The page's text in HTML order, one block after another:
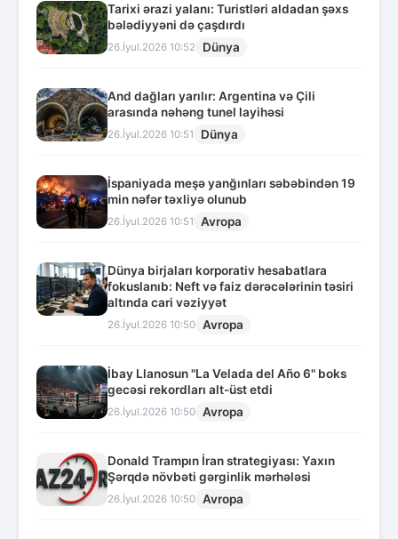
Tarixi ərazi yalanı: Turistləri aldadan şəxs
bələdiyyəni də çaşdırdı
26.İyul.2026 10:52 Dünya
And dağları yarılır: Argentina və Çili
arasında nəhəng tunel layihəsi
26.İyul.2026 10:51 Dünya
İspaniyada meşə yanğınları səbəbindən 19
min nəfər təxliyə olunub
26.İyul.2026 10:51 Avropa
Dünya birjaları korporativ hesabatlara
fokuslanıb: Neft və faiz dərəcələrinin təsiri
altında cari vəziyyət
26.İyul.2026 10:50 Avropa
İbay Llanosun "La Velada del Año 6" boks
gecəsi rekordları alt-üst etdi
26.İyul.2026 10:50 Avropa
Donald Trampın İran strategiyası: Yaxın
Şərqdə növbəti gərginlik mərhələsi
26.İyul.2026 10:50 Avropa